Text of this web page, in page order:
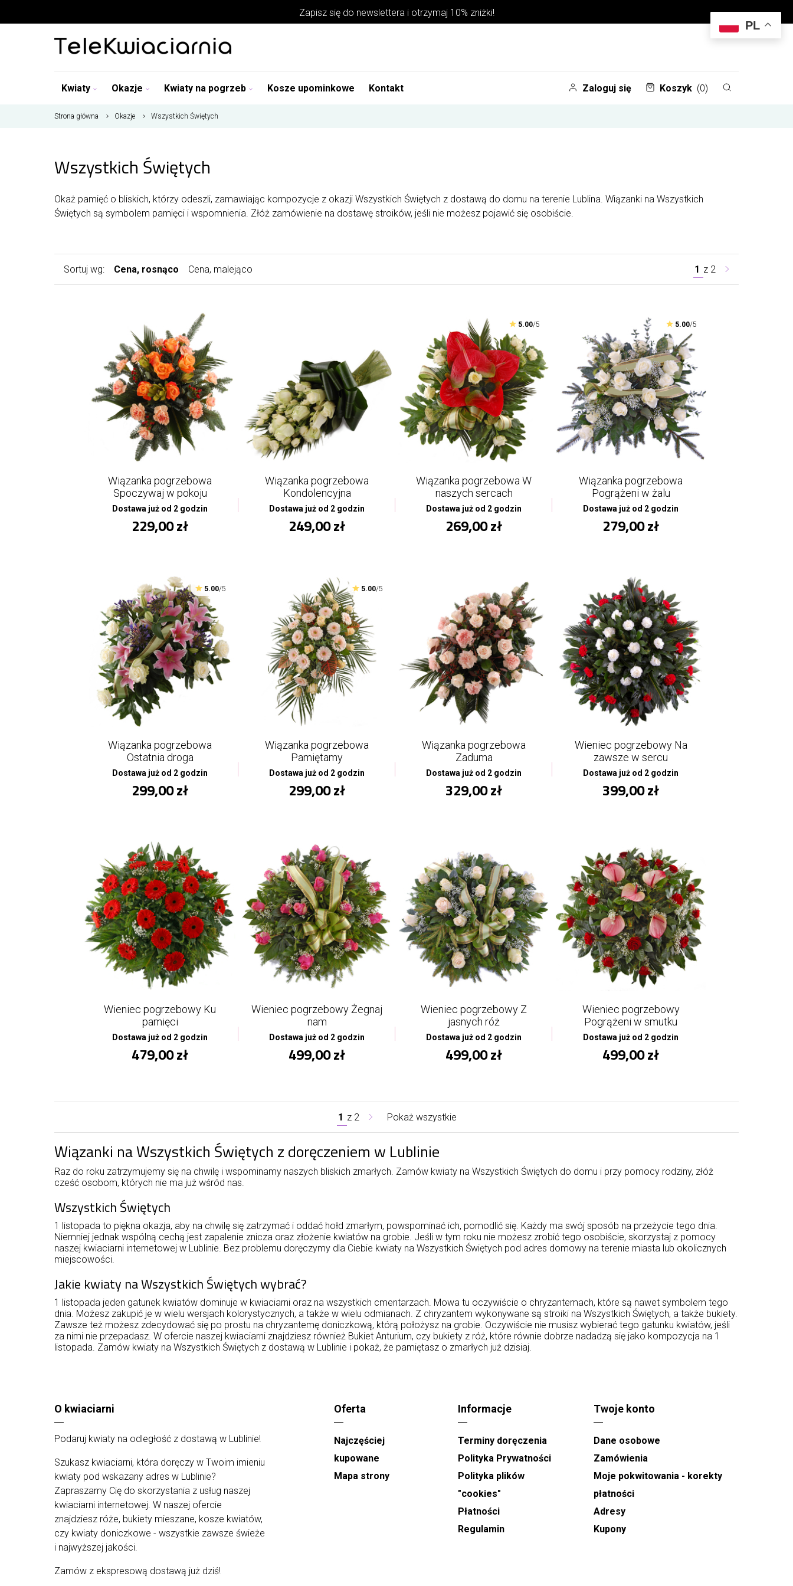
Zapisz się do newslettera i otrzymaj 10% zniżki!
Kwiaty Okazje Kwiaty na pogrzeb Kosze upominkowe Kontakt Zaloguj się Koszyk (0)
Strona główna Okazje Wszystkich Świętych
Wszystkich Świętych
Okaż pamięć o bliskich, którzy odeszli, zamawiając kompozycje z okazji Wszystkich Świętych z dostawą do domu na terenie Lublina. Wiązanki na Wszystkich
Świętych są symbolem pamięci i wspomnienia. Złóż zamówienie na dostawę stroików, jeśli nie możesz pojawić się osobiście.
Sortuj wg: Cena, rosnąco Cena, malejąco 1 z 2
Wiązanka pogrzebowa
Spoczywaj w pokoju
Dostawa już od 2 godzin
229,00 zł
Wiązanka pogrzebowa
Kondolencyjna
Dostawa już od 2 godzin
249,00 zł
5.00/5
Wiązanka pogrzebowa W
naszych sercach
Dostawa już od 2 godzin
269,00 zł
5.00/5
Wiązanka pogrzebowa
Pogrążeni w żalu
Dostawa już od 2 godzin
279,00 zł
5.00/5
Wiązanka pogrzebowa
Ostatnia droga
Dostawa już od 2 godzin
299,00 zł
5.00/5
Wiązanka pogrzebowa
Pamiętamy
Dostawa już od 2 godzin
299,00 zł
Wiązanka pogrzebowa
Zaduma
Dostawa już od 2 godzin
329,00 zł
Wieniec pogrzebowy Na
zawsze w sercu
Dostawa już od 2 godzin
399,00 zł
Wieniec pogrzebowy Ku
pamięci
Dostawa już od 2 godzin
479,00 zł
Wieniec pogrzebowy Żegnaj
nam
Dostawa już od 2 godzin
499,00 zł
Wieniec pogrzebowy Z
jasnych róż
Dostawa już od 2 godzin
499,00 zł
Wieniec pogrzebowy
Pogrążeni w smutku
Dostawa już od 2 godzin
499,00 zł
1 z 2 Pokaż wszystkie
Wiązanki na Wszystkich Świętych z doręczeniem w Lublinie
Raz do roku zatrzymujemy się na chwilę i wspominamy naszych bliskich zmarłych. Zamów kwiaty na Wszystkich Świętych do domu i przy pomocy rodziny, złóż
cześć osobom, których nie ma już wśród nas.
Wszystkich Świętych
1 listopada to piękna okazja, aby na chwilę się zatrzymać i oddać hołd zmarłym, powspominać ich, pomodlić się. Każdy ma swój sposób na przeżycie tego dnia.
Niemniej jednak wspólną cechą jest zapalenie znicza oraz złożenie kwiatów na grobie. Jeśli w tym roku nie możesz zrobić tego osobiście, skorzystaj z pomocy
naszej kwiaciarni internetowej w Lublinie. Bez problemu doręczymy dla Ciebie kwiaty na Wszystkich Świętych pod adres domowy na terenie miasta lub okolicznych
miejscowości.
Jakie kwiaty na Wszystkich Świętych wybrać?
1 listopada jeden gatunek kwiatów dominuje w kwiaciarni oraz na wszystkich cmentarzach. Mowa tu oczywiście o chryzantemach, które są nawet symbolem tego
dnia. Możesz zakupić je w wielu wersjach kolorystycznych, a także w wielu odmianach. Z chryzantem wykonywane są stroiki na Wszystkich Świętych, a także bukiety.
Zawsze też możesz zdecydować się po prostu na chryzantemę doniczkową, którą położysz na grobie. Oczywiście nie musisz wybierać tego gatunku kwiatów, jeśli
za nimi nie przepadasz. W ofercie naszej kwiaciarni znajdziesz również Bukiet Anturium, czy bukiety z róż, które równie dobrze nadadzą się jako kompozycja na 1
listopada. Zamów kwiaty na Wszystkich Świętych z dostawą w Lublinie i pokaż, że pamiętasz o zmarłych już dzisiaj.
O kwiaciarni
Podaruj kwiaty na odległość z dostawą w Lublinie!
Szukasz kwiaciarni, która doręczy w Twoim imieniu
kwiaty pod wskazany adres w Lublinie?
Zapraszamy Cię do skorzystania z usług naszej
kwiaciarni internetowej. W naszej ofercie
znajdziesz róże, bukiety mieszane, kosze kwiatów,
czy kwiaty doniczkowe - wszystkie zawsze świeże
i najwyższej jakości.
Zamów z ekspresową dostawą już dziś!
Oferta
Najczęściej
kupowane
Mapa strony
Informacje
Terminy doręczenia
Polityka Prywatności
Polityka plików
"cookies"
Płatności
Regulamin
Twoje konto
Dane osobowe
Zamówienia
Moje pokwitowania - korekty
płatności
Adresy
Kupony
PL